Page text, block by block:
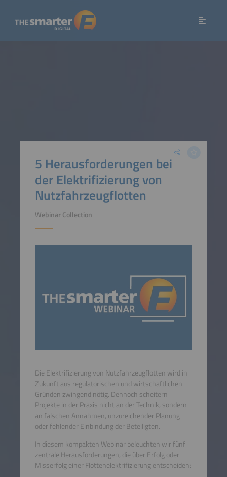
5 Herausforderungen bei
der Elektrifizierung von
Nutzfahrzeugflotten
Webinar Collection
Die Elektrifizierung von Nutzfahrzeugflotten wird in
Zukunft aus regulatorischen und wirtschaftlichen
Gründen zwingend nötig. Dennoch scheitern
Projekte in der Praxis nicht an der Technik, sondern
an falschen Annahmen, unzureichender Planung
oder fehlender Einbindung der Beteiligten.
In diesem kompakten Webinar beleuchten wir fünf
zentrale Herausforderungen, die über Erfolg oder
Misserfolg einer Flottenelektrifizierung entscheiden: